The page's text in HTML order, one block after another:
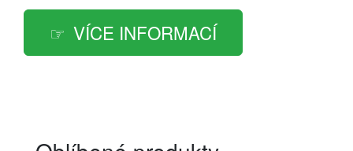
VÍCE INFORMACÍ